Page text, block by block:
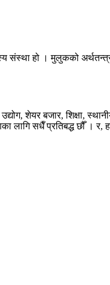
संस्था हो । मुलुकको
शेयर बजार, शिक्षा,
सधैँ प्रतिबद्ध छौँ । र,